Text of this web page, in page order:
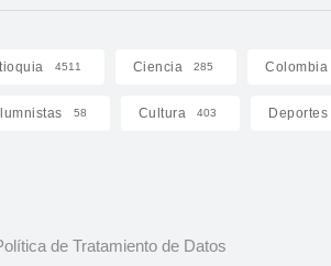
4511 Ciencia 285 Colombia
58 Cultura 403 Deportes
de Tratamiento de Datos